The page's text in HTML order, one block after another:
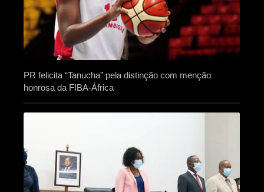
PR felicita “Tanucha” pela distinção com menção
honrosa da FIBA-África